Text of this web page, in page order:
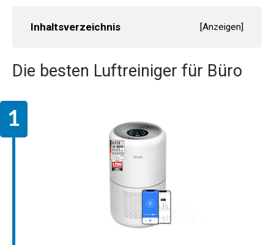
Inhaltsverzeichnis [Anzeigen]
Die besten Luftreiniger für Büro